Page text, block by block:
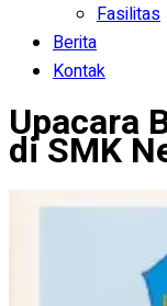
Fasilitas
Berita
Kontak
Upacara
di SMK